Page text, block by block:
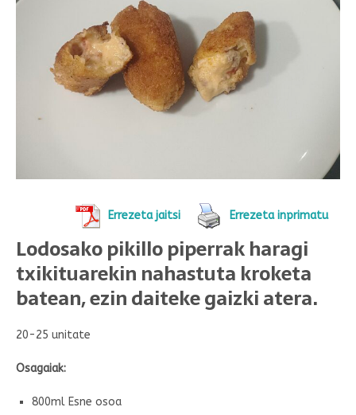
Errezeta jaitsi Errezeta inprimatu
Lodosako pikillo piperrak haragi
txikituarekin nahastuta kroketa
batean, ezin daiteke gaizki atera.
20-25 unitate
Osagaiak:
800ml Esne osoa